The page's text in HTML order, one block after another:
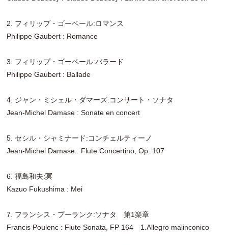
2. フィリップ・ゴーベール:ロマンス
Philippe Gaubert : Romance
3. フィリップ・ゴーベール:バラード
Philippe Gaubert : Ballade
4. ジャン・ミシェル・ダマーズ:コンサート・ソナタ
Jean-Michel Damase : Sonate en concert
5. セシル・シャミナード:コンチェルティーノ
Jean-Michel Damase : Flute Concertino, Op. 107
6. 福島和夫:冥
Kazuo Fukushima : Mei
7. フランシス・プーランク:ソナタ 第1楽章
Francis Poulenc : Flute Sonata, FP 164 1.Allegro malinconico